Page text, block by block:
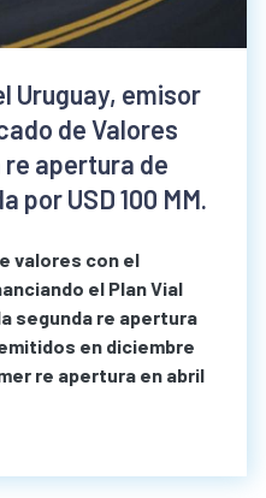
Uruguay, emisor
de Valores
re apertura de
por USD 100 MM.
valores con el
el Plan Vial
segunda re apertura
en diciembre
re apertura en abril